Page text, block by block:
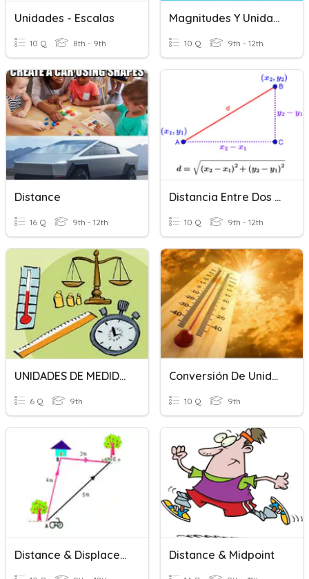
Unidades - Escalas
10 Q 8th - 9th
Magnitudes Y Unidades
10 Q 9th - 12th
Distance
16 Q 9th - 12th
Distancia Entre Dos Puntos
10 Q 9th - 12th
UNIDADES DE MEDIDAS
6 Q 9th
Conversión De Unidades De Temperatura
10 Q 9th
Distance & Displacement Distance & Midpoint